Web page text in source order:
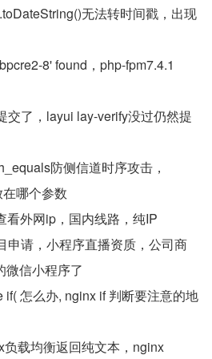
无法转时间戳，出现
8' found，php-fpm7.4.1
交了，layui lay-verify没过仍然提
防侧信道时序攻击，
哪个参数
看外网ip，国内线路，纯IP
申请，小程序直播资质，公司商
微信小程序了
怎么办, nginx if 判断要注意的地
载均衡返回纯文本，nginx